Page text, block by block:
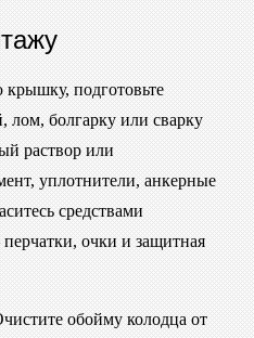
подготовьте
лом, болгарку или сварку
раствор или
уплотнители, анкерные
средствами
очки и защитная
обойму колодца от